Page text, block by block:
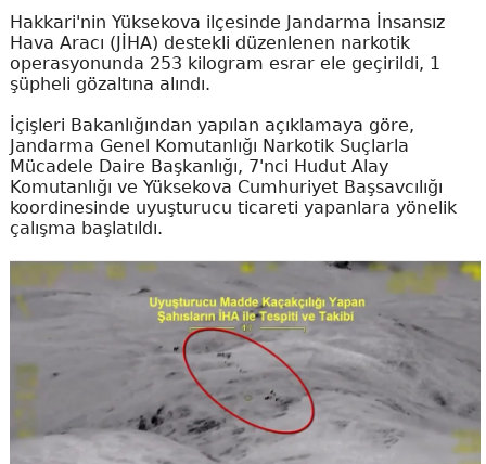
Hakkari'nin Yüksekova ilçesinde Jandarma İnsansız
Hava Aracı (JİHA) destekli düzenlenen narkotik
operasyonunda 253 kilogram esrar ele geçirildi, 1
şüpheli gözaltına alındı.
İçişleri Bakanlığından yapılan açıklamaya göre,
Jandarma Genel Komutanlığı Narkotik Suçlarla
Mücadele Daire Başkanlığı, 7'nci Hudut Alay
Komutanlığı ve Yüksekova Cumhuriyet Başsavcılığı
koordinesinde uyuşturucu ticareti yapanlara yönelik
çalışma başlatıldı.